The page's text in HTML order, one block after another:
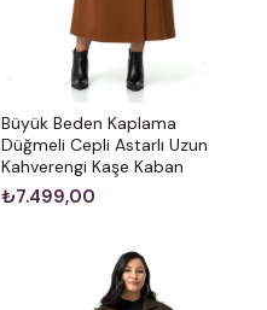
Büyük Beden Kaplama
Düğmeli Cepli Astarlı Uzun
Kahverengi Kaşe Kaban
₺7.499,00